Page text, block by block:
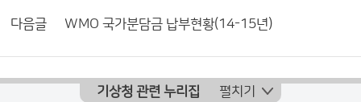
다음글 WMO 국가분담금 납부현황(14-15년)
기상청 관련 누리집 펼치기